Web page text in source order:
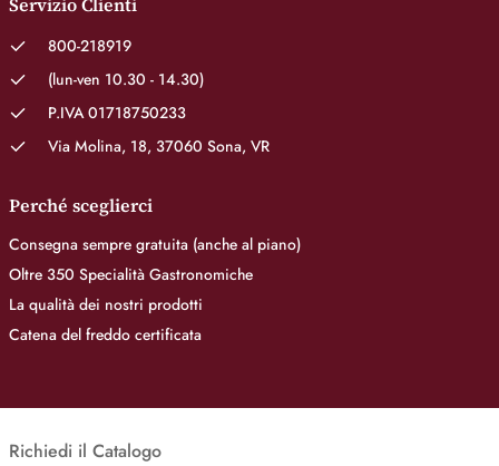
Servizio Clienti
800-218919
(lun-ven 10.30 - 14.30)
P.IVA 01718750233
Via Molina, 18, 37060 Sona, VR
Perché sceglierci
Consegna sempre gratuita (anche al piano)
Oltre 350 Specialità Gastronomiche
La qualità dei nostri prodotti
Catena del freddo certificata
Richiedi il Catalogo